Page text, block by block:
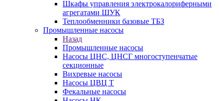
Шкафы управления электрокалориферными
агрегатами ШУК
Теплообменники базовые ТБЗ
Промышленные насосы
Назад
Промышленные насосы
Насосы ЦНС, ЦНСГ многоступенчатые
секционные
Вихревые насосы
Насосы ЦВЦ Т
Фекальные насосы